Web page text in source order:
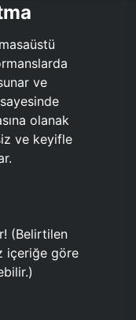
ve
olanak
ve keyifle
(Belirtilen
içeriğe göre